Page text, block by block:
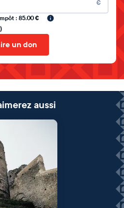
€
: 85.00 €
un don
aussi